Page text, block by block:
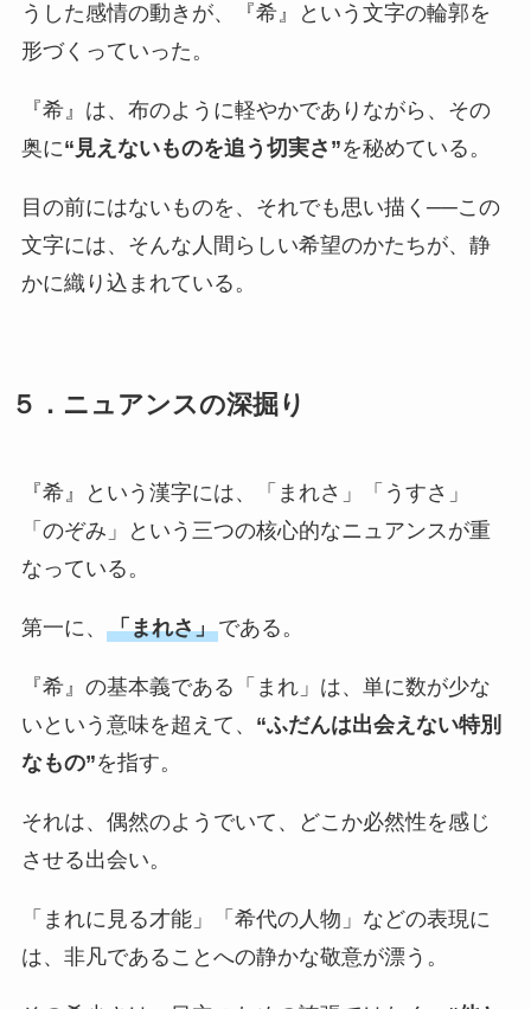
うした感情の動きが、『希』という文字の輪郭を
形づくっていった。
『希』は、布のように軽やかでありながら、その
奥に“見えないものを追う切実さ”を秘めている。
目の前にはないものを、それでも思い描く──この
文字には、そんな人間らしい希望のかたちが、静
かに織り込まれている。
５．ニュアンスの深掘り
『希』という漢字には、「まれさ」「うすさ」
「のぞみ」という三つの核心的なニュアンスが重
なっている。
第一に、 「まれさ」である。
『希』の基本義である「まれ」は、単に数が少な
いという意味を超えて、 “ふだんは出会えない特別
なもの”を指す。
それは、偶然のようでいて、どこか必然性を感じ
させる出会い。
「まれに見る才能」「希代の人物」などの表現に
は、非凡であることへの静かな敬意が漂う。